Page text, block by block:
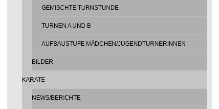
GEMISCHTE TURNSTUNDE
TURNEN A UND B
AUFBAUSTUFE MÄDCHEN/JUGENDTURNERINNEN
BILDER
KARATE
NEWS/BERICHTE